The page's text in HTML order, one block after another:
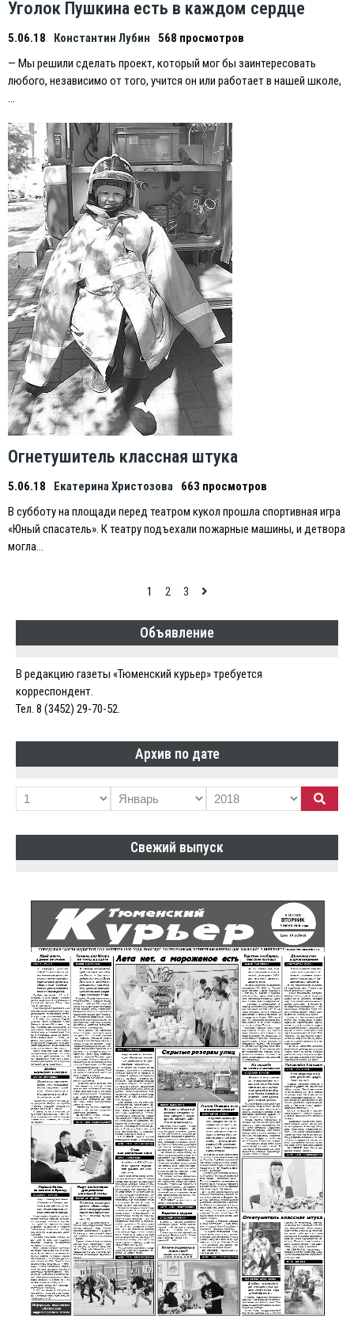
Уголок Пушкина есть в каждом сердце
5.06.18 Константин Лубин
568 просмотров
— Мы решили сделать проект, который мог бы заинтересовать
любого, независимо от того, учится он или работает в нашей школе,
Огнетушитель классная штука
5.06.18 Екатерина Христозова
663 просмотров
В субботу на площади перед театром кукол прошла спортивная игра
«Юный спасатель». К театру подъехали пожарные машины, и детвора
могла…
по
записям
1 2 3
Объявление
В редакцию газеты «Тюменский курьер» требуется
корреспондент.
Тел. 8 (3452) 29-70-52.
Архив по дате
Свежий выпуск